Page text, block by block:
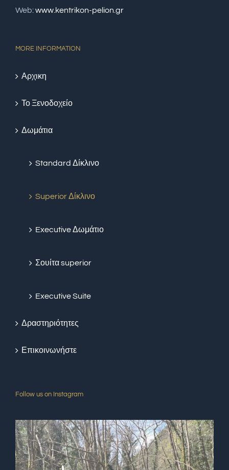
Web:www.kentrikon-pelion.gr
MORE INFORMATION
Αρχικη
Το Ξενοδοχείο
Δωμάτια
Standard Δίκλινο
Superior Δίκλινο
Executive Δωμάτιο
Σουίτα superior
Executive Suite
Δραστηριότητες
Επικοινωνήστε
Follow us on Instagram